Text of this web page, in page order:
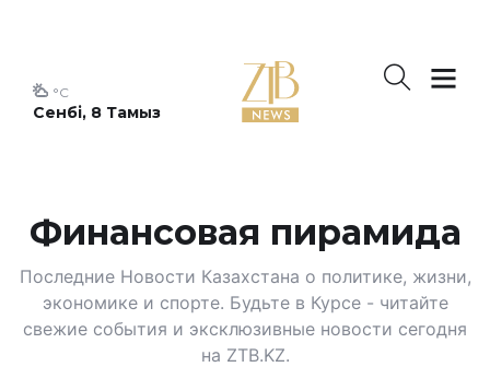
Сенбі, 8 Тамыз
°C
Финансовая пирамида
Последние Новости Казахстана о политике, жизни,
экономике и спорте. Будьте в Курсе - читайте
свежие события и эксклюзивные новости сегодня
на ZTB.KZ.